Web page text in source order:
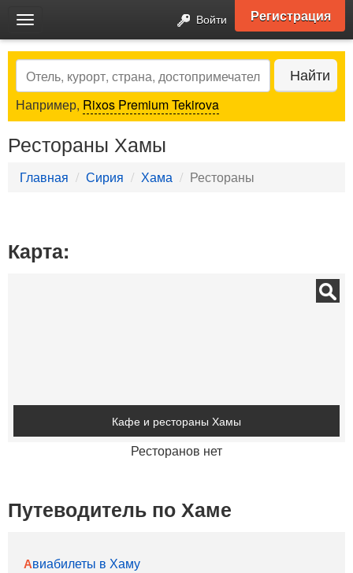
Toggle
navigation
Войти Регистрация
Search Найти
Например, Rixos Premium Tekirova
Рестораны Хамы
Главная Сирия Хама Рестораны
Карта:
Кафе и рестораны Хамы
Ресторанов нет
Путеводитель по Хаме
Авиабилеты в Хаму